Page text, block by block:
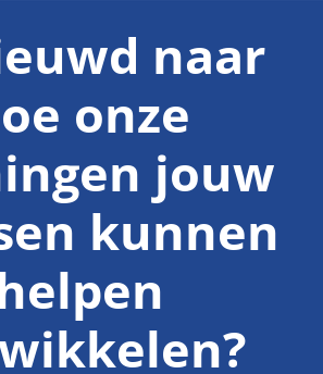
naar
onze
jouw
kunnen